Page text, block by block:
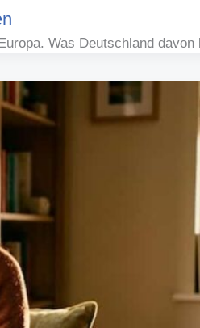
Was Deutschland davon